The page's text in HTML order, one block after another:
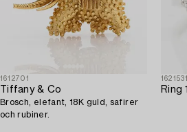
1612701
Tiffany & Co
Brosch, elefant, 18K guld, safirer
och rubiner.
1621531